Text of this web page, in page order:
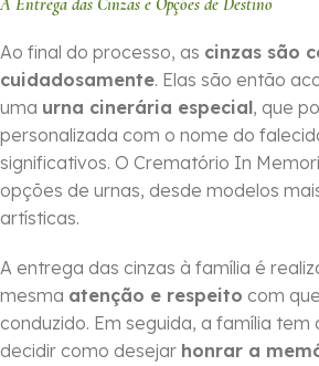
A Entrega das Cinzas e Opções de Destino
Ao final do processo, as cinzas são
cuidadosamente. Elas são então
uma urna cinerária especial, que
personalizada com o nome do
significativos. O Crematório In
opções de urnas, desde modelos
artísticas.
A entrega das cinzas à família é
mesma atenção e respeito com
conduzido. Em seguida, a família tem
decidir como desejar honrar a